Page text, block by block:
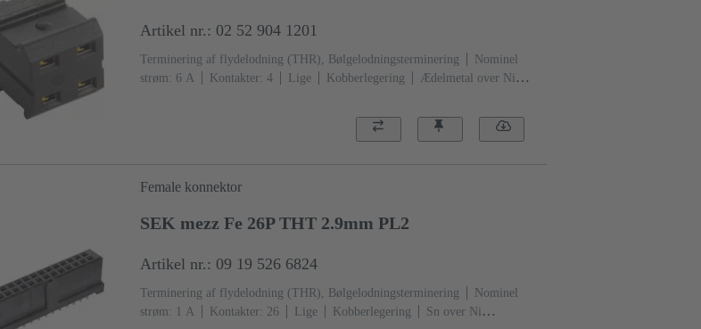
Artikel nr.: 02 52 904 1201
Terminering af flydelodning (THR), Bølgelodningsterminering
Nominel
strøm: ‌6 A
Kontakter: 4 Lige Kobberlegering
Ædelmetal over Ni
Female konnektor
SEK mezz Fe 26P THT 2.9mm PL2
Artikel nr.: 09 19 526 6824
Terminering af flydelodning (THR), Bølgelodningsterminering
Nominel
strøm: ‌1 A
Kontakter: 26 Lige Kobberlegering
Sn over Ni